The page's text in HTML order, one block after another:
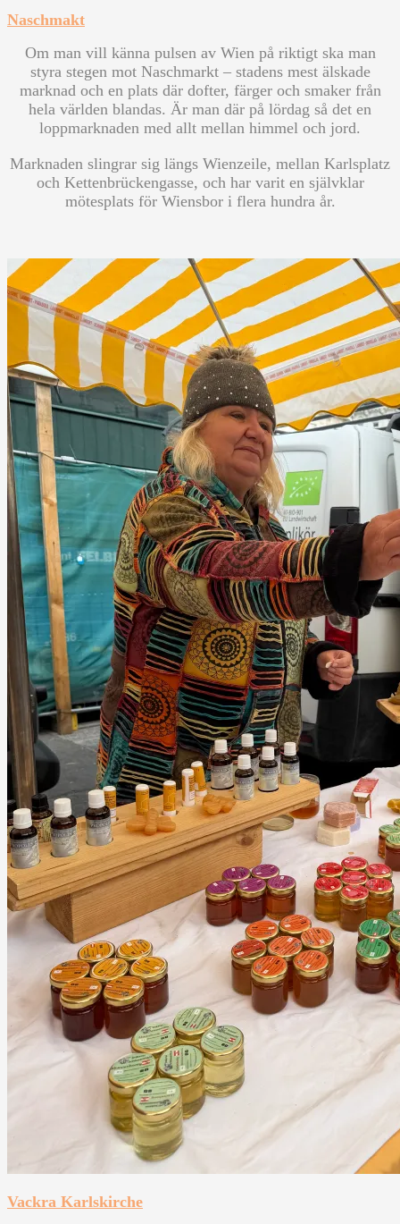
Naschmakt
Om man vill känna pulsen av Wien på riktigt ska man
styra stegen mot Naschmarkt – stadens mest älskade
marknad och en plats där dofter, färger och smaker från
hela världen blandas. Är man där på lördag så det en
loppmarknaden med allt mellan himmel och jord.
Marknaden slingrar sig längs Wienzeile, mellan Karlsplatz
och Kettenbrückengasse, och har varit en självklar
mötesplats för Wiensbor i flera hundra år.
Vackra Karlskirche